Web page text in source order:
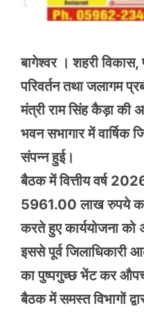
बागेश्वर । शहरी विकास,
परिवर्तन तथा जलागम
मंत्री राम सिंह कैड़ा की
भवन सभागार में वार्षिक
संपन्न हुई।
बैठक में वित्तीय वर्ष
5961.00 लाख रुपये का
करते हुए कार्ययोजना को
इससे पूर्व जिलाधिकारी
का पुष्पगुच्छ भेंट कर
बैठक में समस्त विभागों